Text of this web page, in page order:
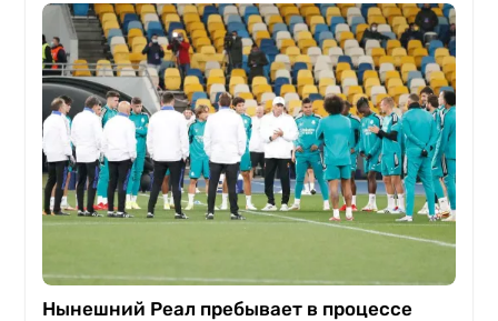
Нынешний Реал пребывает в процессе